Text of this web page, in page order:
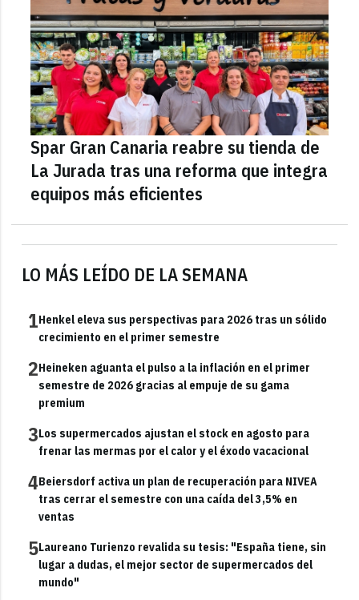
LO MÁS LEÍDO DE LA SEMANA
1Henkel eleva sus perspectivas para 2026 tras un sólido
crecimiento en el primer semestre
2Heineken aguanta el pulso a la inflación en el primer
semestre de 2026 gracias al empuje de su gama
premium
3Los supermercados ajustan el stock en agosto para
frenar las mermas por el calor y el éxodo vacacional
4Beiersdorf activa un plan de recuperación para NIVEA
tras cerrar el semestre con una caída del 3,5% en
ventas
5Laureano Turienzo revalida su tesis: "España tiene, sin
lugar a dudas, el mejor sector de supermercados del
mundo"
Spar Gran Canaria reabre su tienda de
La Jurada tras una reforma que integra
equipos más eficientes